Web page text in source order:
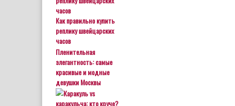
Как правильно купить
реплику швейцарских
часов
Пленительная
элегантность: самые
красивые и модные
девушки Москвы